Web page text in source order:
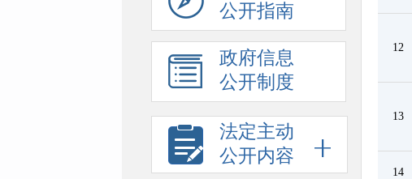
公开指南
政府信息
公开制度
法定主动
公开内容
12
13
14